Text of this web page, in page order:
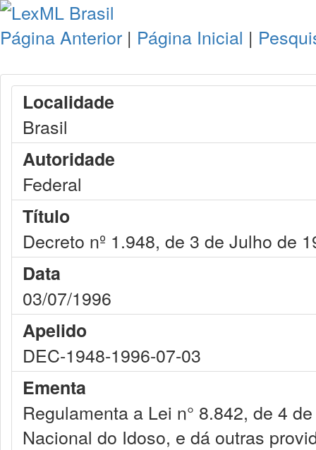
Página Anterior | Página Inicial |
Localidade
Brasil
Autoridade
Federal
Título
Decreto nº 1.948, de 3 de Julho de
Data
03/07/1996
Apelido
DEC-1948-1996-07-03
Ementa
Regulamenta a Lei n° 8.842, de 4
Nacional do Idoso, e dá outras